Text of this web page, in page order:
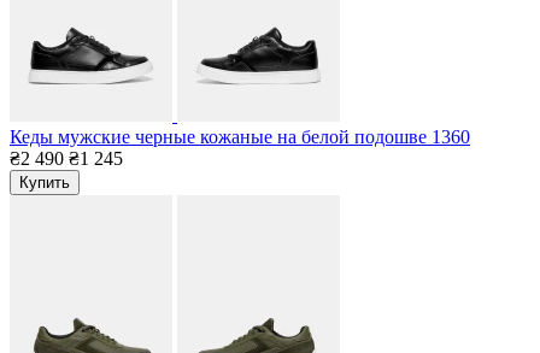
Кеды мужские черные кожаные на белой подошве 1360
₴2 490 ₴1 245
Купить